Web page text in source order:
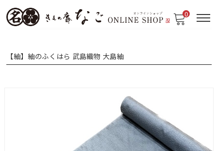
0
【紬】紬のふくはら 武島織物 大島紬